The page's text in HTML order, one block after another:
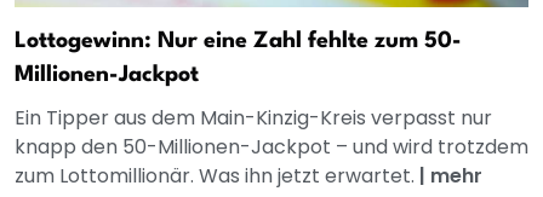
Lottogewinn: Nur eine Zahl fehlte zum 50-
Millionen-Jackpot
Ein Tipper aus dem Main-Kinzig-Kreis verpasst nur
knapp den 50-Millionen-Jackpot – und wird trotzdem
zum Lottomillionär. Was ihn jetzt erwartet. | mehr